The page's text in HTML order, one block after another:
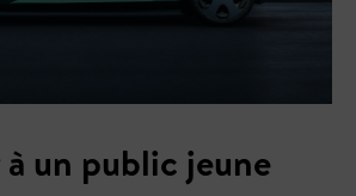
à un public jeune